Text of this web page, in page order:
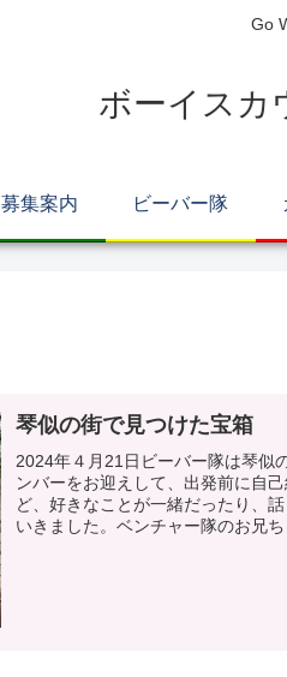
Go
ボーイスカ
募集案内 ビーバー隊
琴似の街で見つけた宝箱
2024年４月21日ビーバー隊は琴似
ンバーをお迎えして、出発前に自
ど、好きなことが一緒だったり、
いきました。ベンチャー隊のお兄ち